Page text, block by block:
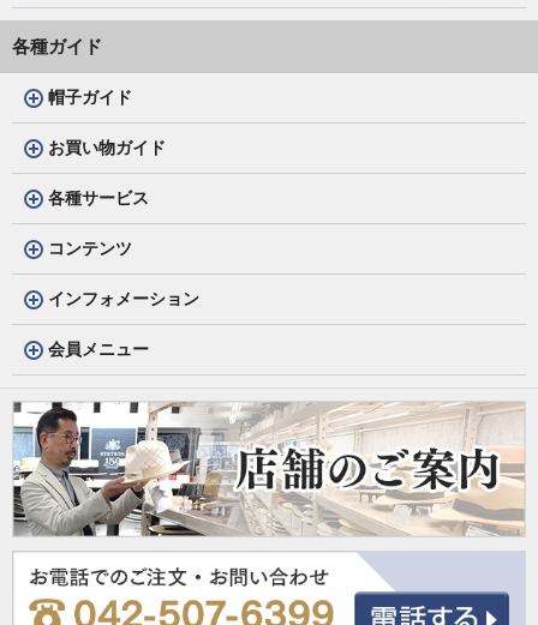
各種ガイド
帽子ガイド
お買い物ガイド
各種サービス
コンテンツ
インフォメーション
会員メニュー